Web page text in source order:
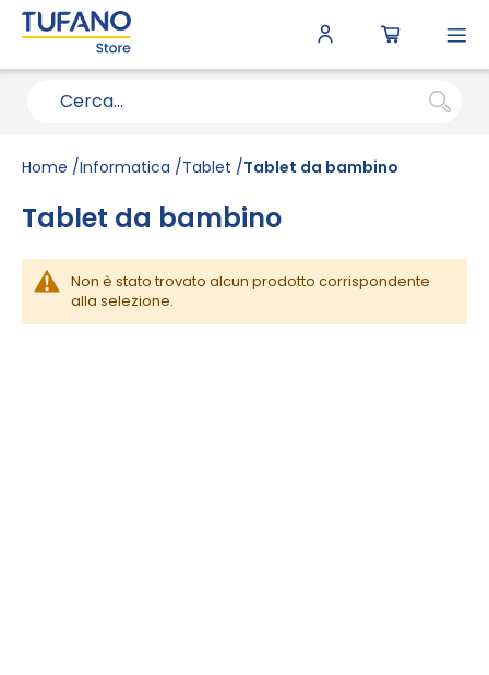
Home Informatica Tablet Tablet da bambino
Tablet da bambino
Non è stato trovato alcun prodotto corrispondente
alla selezione.